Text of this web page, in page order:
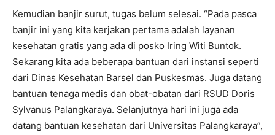
Kemudian banjir surut, tugas belum selesai. “Pada pasca
banjir ini yang kita kerjakan pertama adalah layanan
kesehatan gratis yang ada di posko Iring Witi Buntok.
Sekarang kita ada beberapa bantuan dari instansi seperti
dari Dinas Kesehatan Barsel dan Puskesmas. Juga datang
bantuan tenaga medis dan obat-obatan dari RSUD Doris
Sylvanus Palangkaraya. Selanjutnya hari ini juga ada
datang bantuan kesehatan dari Universitas Palangkaraya”,